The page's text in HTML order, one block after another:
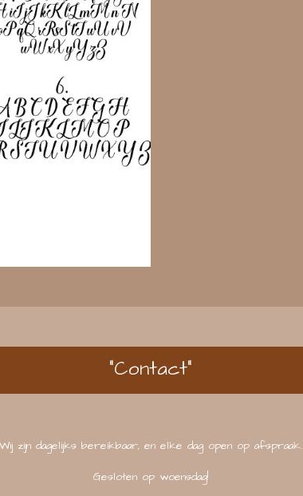
"Contact"
Wij zijn dagelijks bereikbaar, en elke dag open op afspraak.
Gesloten op woensdag!